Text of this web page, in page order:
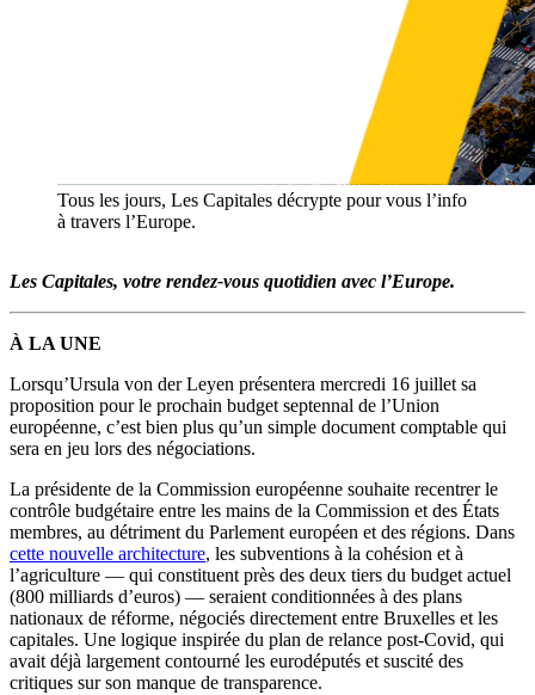
Tous les jours, Les Capitales décrypte pour vous l’info
à travers l’Europe.
Les Capitales, votre rendez-vous quotidien avec l’Europe.
À LA UNE
Lorsqu’Ursula von der Leyen présentera mercredi 16 juillet sa
proposition pour le prochain budget septennal de l’Union
européenne, c’est bien plus qu’un simple document comptable qui
sera en jeu lors des négociations.
La présidente de la Commission européenne souhaite recentrer le
contrôle budgétaire entre les mains de la Commission et des États
membres, au détriment du Parlement européen et des régions. Dans
cette nouvelle architecture, les subventions à la cohésion et à
l’agriculture — qui constituent près des deux tiers du budget actuel
(800 milliards d’euros) — seraient conditionnées à des plans
nationaux de réforme, négociés directement entre Bruxelles et les
capitales. Une logique inspirée du plan de relance post-Covid, qui
avait déjà largement contourné les eurodéputés et suscité des
critiques sur son manque de transparence.